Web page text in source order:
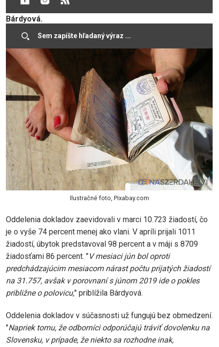
hovorkyňa Prezídia Policajného zboru (PZ) Denisa
Bárdyová.
Ilustračné foto, Pixabay.com
Oddelenia dokladov zaevidovali v marci 10.723 žiadostí, čo
je o vyše 74 percent menej ako vlani. V apríli prijali 1011
žiadostí, úbytok predstavoval 98 percent a v máji s 8709
žiadosťami 86 percent. "V mesiaci jún bol oproti
predchádzajúcim mesiacom nárast počtu prijatých žiadostí
na 31.757, avšak v porovnaní s júnom 2019 ide o pokles
približne o polovicu," priblížila Bárdyová.
Oddelenia dokladov v súčasnosti už fungujú bez obmedzení.
"Napriek tomu, že odborníci odporúčajú tráviť dovolenku na
Slovensku, v prípade, že niekto sa rozhodne inak,